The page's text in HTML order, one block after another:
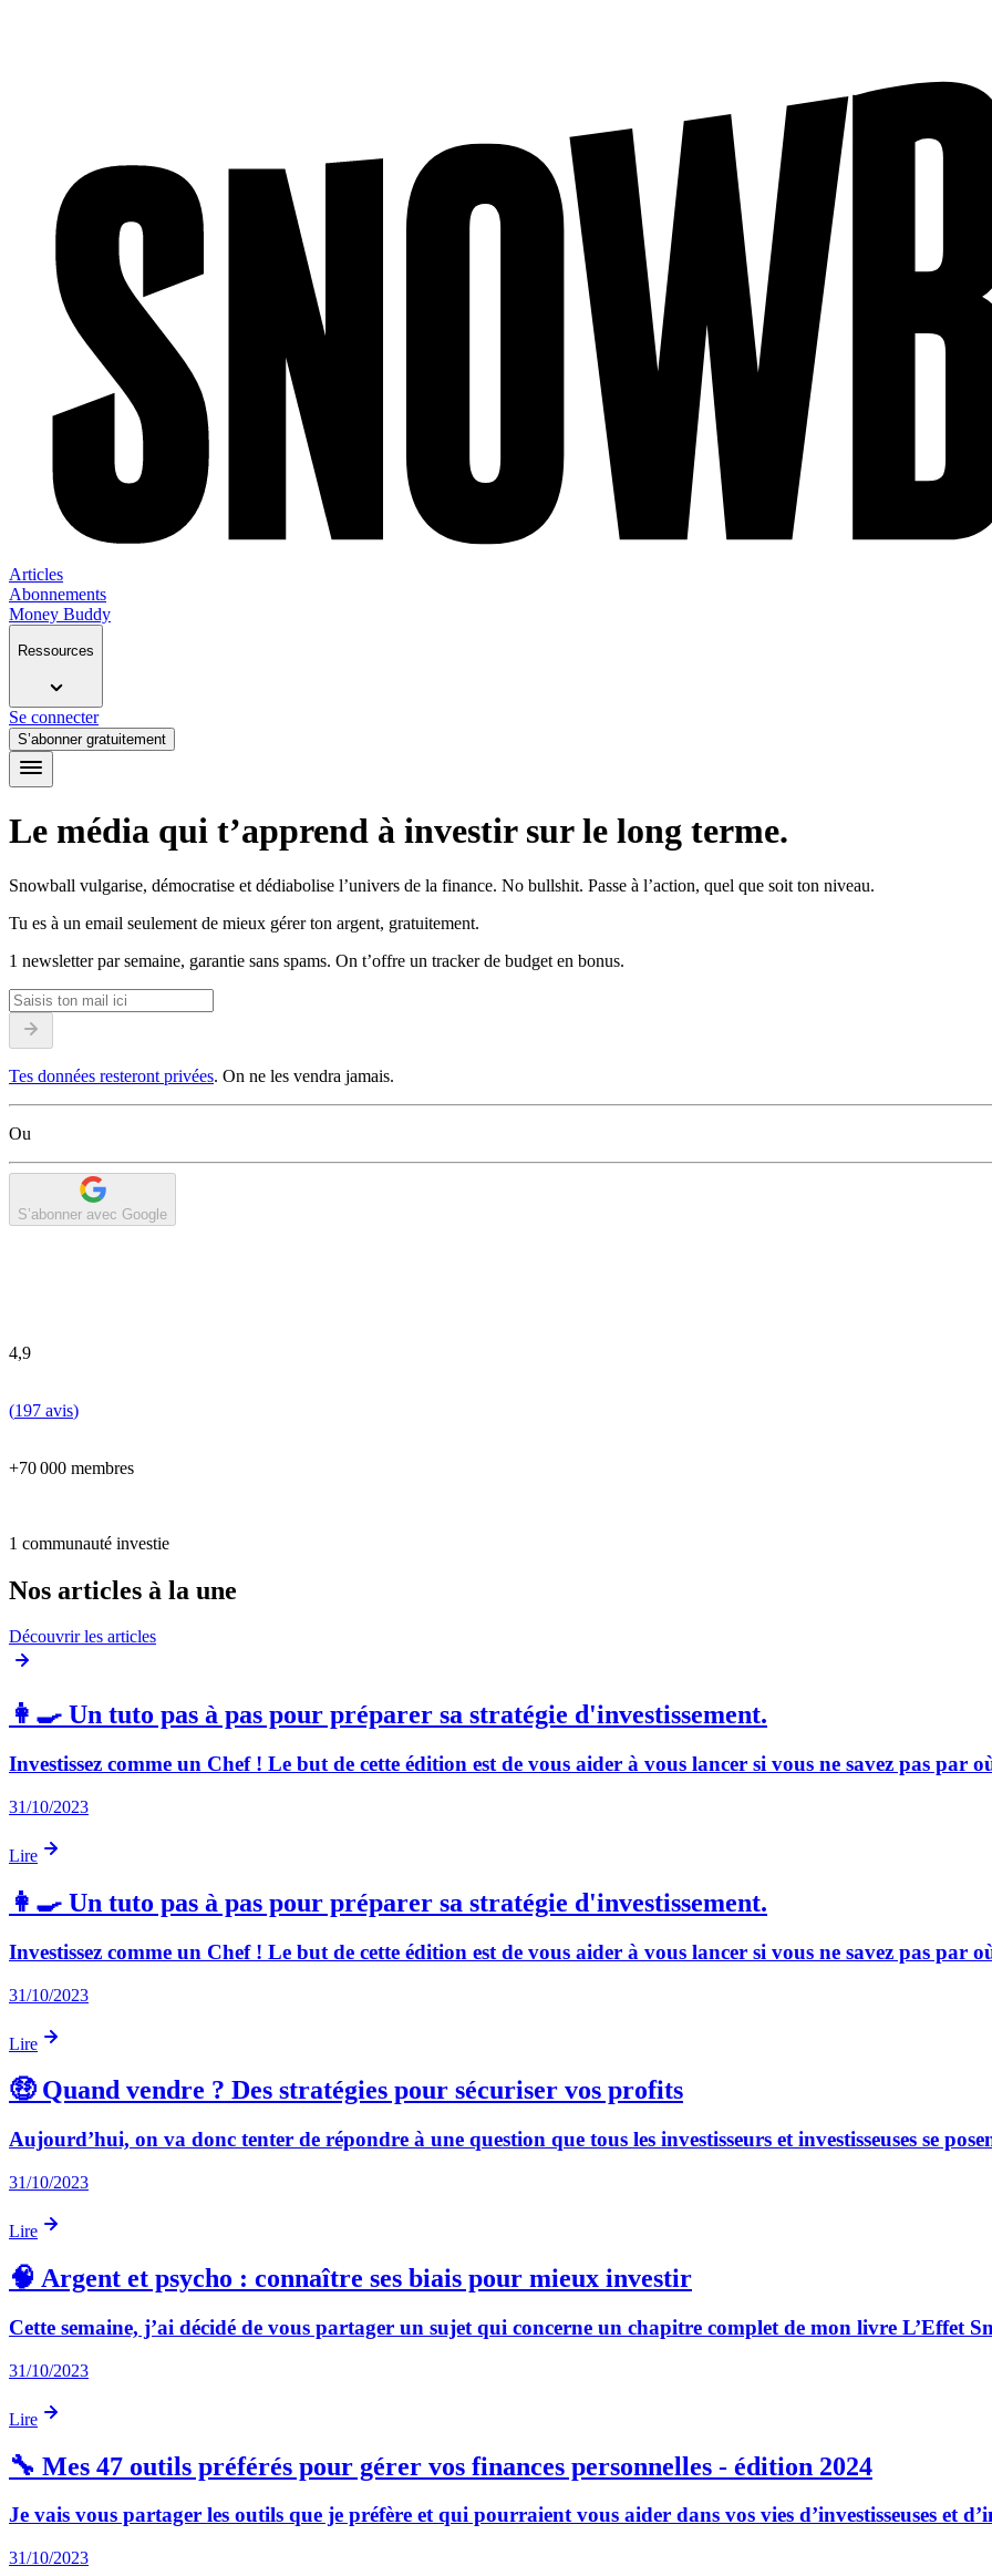
Articles
Abonnements
Money Buddy
Ressources
Se connecter
S’abonner gratuitement
Le média qui t’apprend à investir sur le long terme.
Snowball vulgarise, démocratise et dédiabolise l’univers de la finance. No bullshit. Passe à l’action, quel que soit ton niveau.
Tu es à un email seulement de mieux gérer ton argent, gratuitement.
1 newsletter par semaine, garantie sans spams. On t’offre un tracker de budget en bonus.
Tes données resteront privées. On ne les vendra jamais.
Ou
S’abonner avec Google
4,9
(197 avis)
+70 000 membres
1 communauté investie
Nos articles à la une
Découvrir les articles
👩‍🍳 Un tuto pas à pas pour préparer sa stratégie d'investissement.
Investissez comme un Chef ! Le but de cette édition est de vous aider à vous lancer si vous ne savez pas par
31/10/2023
Lire
👩‍🍳 Un tuto pas à pas pour préparer sa stratégie d'investissement.
Investissez comme un Chef ! Le but de cette édition est de vous aider à vous lancer si vous ne savez pas par
31/10/2023
Lire
🤑 Quand vendre ? Des stratégies pour sécuriser vos profits
Aujourd’hui, on va donc tenter de répondre à une question que tous les investisseurs et investisseuses se
31/10/2023
Lire
🧠 Argent et psycho : connaître ses biais pour mieux investir
Cette semaine, j’ai décidé de vous partager un sujet qui concerne un chapitre complet de mon livre L’Effet
31/10/2023
Lire
🔧 Mes 47 outils préférés pour gérer vos finances personnelles - édition 2024
Je vais vous partager les outils que je préfère et qui pourraient vous aider dans vos vies d’investisseuses et
31/10/2023